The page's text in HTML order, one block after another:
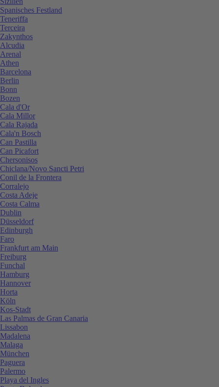
Spanisches Festland
Teneriffa
Terceira
Zakynthos
Alcudia
Arenal
Athen
Barcelona
Berlin
Bonn
Bozen
Cala d'Or
Cala Millor
Cala Rajada
Cala'n Bosch
Can Pastilla
Can Picafort
Chersonisos
Chiclana/Novo Sancti Petri
Conil de la Frontera
Corralejo
Costa Adeje
Costa Calma
Dublin
Düsseldorf
Edinburgh
Faro
Frankfurt am Main
Freiburg
Funchal
Hamburg
Hannover
Horta
Köln
Kos-Stadt
Las Palmas de Gran Canaria
Lissabon
Madalena
Malaga
München
Paguera
Palermo
Playa del Ingles